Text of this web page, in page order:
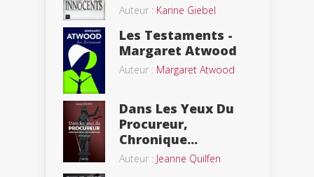
Auteur : Karine Giebel
Les Testaments -
Margaret Atwood
Auteur : Margaret Atwood
Dans Les Yeux Du
Procureur,
Chronique...
Auteur : Jeanne Quilfen